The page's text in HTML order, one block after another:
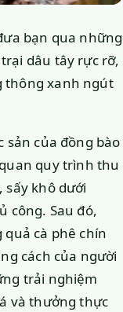
bạn qua những
dâu tây rực rỡ,
thông xanh ngút
sản của đồng bào
quy trình thu
sấy khô dưới
công. Sau đó,
cà phê chín
cách của người
trải nghiệm
và thưởng thực